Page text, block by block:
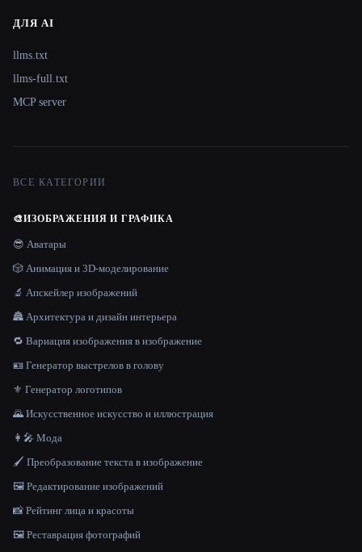
ДЛЯ AI
llms.txt
llms-full.txt
MCP server
ВСЕ КАТЕГОРИИ
🎨ИЗОБРАЖЕНИЯ И ГРАФИКА
😎 Аватары
🎲 Анимация и 3D-моделирование
🔬 Апскейлер изображений
🏯 Архитектура и дизайн интерьера
🔁 Вариация изображения в изображение
🪪 Генератор выстрелов в голову
⚜️ Генератор логотипов
🌄 Искусственное искусство и иллюстрация
👩‍🎤 Мода
🖌️ Преобразование текста в изображение
🖼️ Редактирование изображений
📸 Рейтинг лица и красоты
🖼️ Реставрация фотографий